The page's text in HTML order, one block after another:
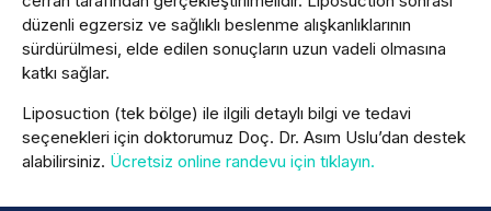
düzenli egzersiz ve sağlıklı beslenme alışkanlıklarının
sürdürülmesi, elde edilen sonuçların uzun vadeli olmasına
katkı sağlar.
Liposuction (tek bölge) ile ilgili detaylı bilgi ve tedavi
seçenekleri için doktorumuz Doç. Dr. Asım Uslu’dan destek
alabilirsiniz. Ücretsiz online randevu için tıklayın.